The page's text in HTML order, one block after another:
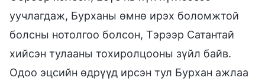
уучлагдаж, Бурханы өмнө ирэх боломжтой
болсны нотолгоо болсон, Тэрээр Сатантай
хийсэн тулааны тохиролцооны зүйл байв.
Одоо эцсийн өдрүүд ирсэн тул Бурхан ажлаа